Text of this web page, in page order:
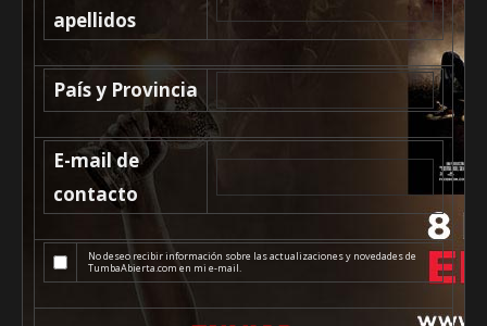
apellidos
País y Provincia
E-mail de
contacto
No deseo recibir información sobre las actualizaciones y novedades de
TumbaAbierta.com en mi e-mail.